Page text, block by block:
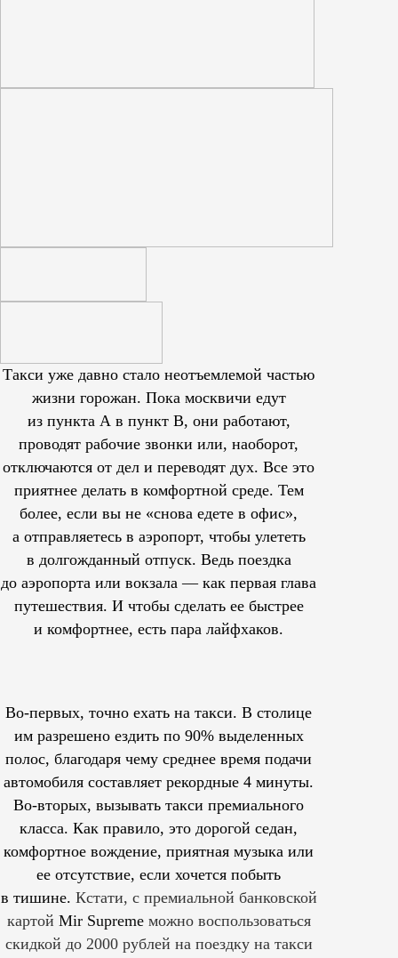
Такси уже давно стало неотъемлемой частью
жизни горожан. Пока москвичи едут
из пункта А в пункт В, они работают,
проводят рабочие звонки или, наоборот,
отключаются от дел и переводят дух. Все это
приятнее делать в комфортной среде. Тем
более, если вы не «снова едете в офис»,
а отправляетесь в аэропорт, чтобы улететь
в долгожданный отпуск. Ведь поездка
до аэропорта или вокзала — как первая глава
путешествия. И чтобы сделать ее быстрее
и комфортнее, есть пара лайфхаков.
Во-первых, точно ехать на такси. В столице
им разрешеноездить по 90% выделенных
полос, благодаря чему среднее время подачи
автомобиля составляет рекордные 4 минуты.
Во-вторых, вызывать такси премиального
класса. Как правило, это дорогой седан,
комфортное вождение, приятная музыка или
ее отсутствие, если хочется побыть
в тишине. Кстати, с премиальной банковской
картой Mir Supreme можно воспользоваться
скидкой до 2000 рублей на поездку на такси